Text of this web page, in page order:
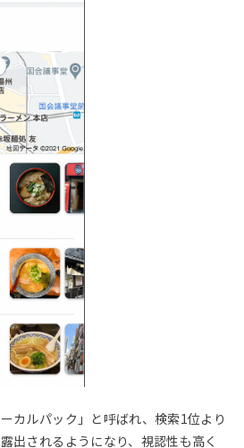
カルパック」と呼ばれ、検索1位より
出されるようになり、視認性も高く